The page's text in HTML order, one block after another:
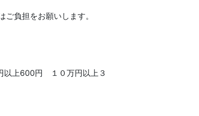
負担をお願いします。
上600円 １０万円以上３